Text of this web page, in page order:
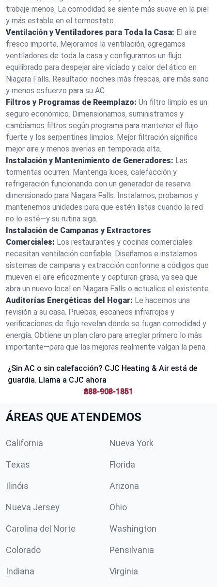
trabaje menos. La comodidad se siente más suave en la piel
y más estable en el termostato.
Ventilación y Ventiladores para Toda la Casa: El aire
fresco importa. Mejoramos la ventilación, agregamos
ventiladores de toda la casa y configuramos un flujo
equilibrado para despejar aire viciado y calor del ático en
Niagara Falls. Resultado: noches más frescas, aire más sano
y menos esfuerzo para su AC.
Filtros y Programas de Reemplazo: Un filtro limpio es un
seguro económico. Dimensionamos, suministramos y
cambiamos filtros según programa para mantener el flujo
fuerte y los serpentines limpios. Mejor filtración significa
mejor aire y menos averías en temporada alta.
Instalación y Mantenimiento de Generadores: Las
tormentas ocurren. Mantenga luces, calefacción y
refrigeración funcionando con un generador de reserva
dimensionado para Niagara Falls. Instalamos, probamos y
mantenemos unidades para que estén listas cuando la red
no lo esté—y su rutina siga.
Instalación de Campanas y Extractores
Comerciales: Los restaurantes y cocinas comerciales
necesitan ventilación confiable. Diseñamos e instalamos
sistemas de campana y extracción conforme a códigos que
mueven el aire eficazmente y capturan grasa, ya sea que
abra un nuevo local en Niagara Falls o actualice el existente.
Auditorías Energéticas del Hogar: Le hacemos una
revisión a su casa. Pruebas, escaneos infrarrojos y
verificaciones de flujo revelan dónde se fugan comodidad y
energía. Obtiene un plan claro para arreglar primero lo más
importante—para que las mejoras realmente valgan la pena.
¿Sin AC o sin calefacción? CJC Heating & Air está de
guardia. Llama a CJC ahora
888-908-1851
ÁREAS QUE ATENDEMOS
California Nueva York
Texas Florida
Ilinóis Arizona
Nueva Jersey Ohio
Carolina del Norte Washington
Colorado Pensilvania
Indiana Virginia